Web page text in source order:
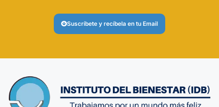
Suscríbete y recíbela en tu Email